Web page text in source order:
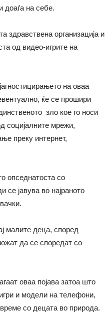
доаѓа на себе.
здравствена организација и
од видео-игрите на
на оваа
ќе се прошири
зло кое го носи
социјалните мрежи,
преку интернет,
опседнатоста со
се јавува во најраното
малите деца, според
да се споредат со
оваа појава затоа што
и модели на телефони,
со децата во природа.